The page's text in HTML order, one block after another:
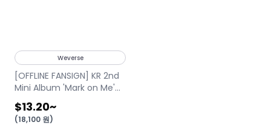
Weverse
[OFFLINE FANSIGN] KR 2nd
Mini Album 'Mark on Me'
(Random)
$13.20~
(18,100 원)